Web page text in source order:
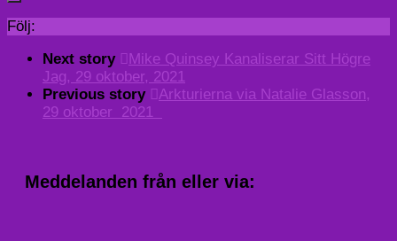
Följ:
Next story
Mike Quinsey Kanaliserar Sitt Högre
Jag, 29 oktober, 2021
Previous story
Arkturierna via Natalie Glasson,
29 oktober 2021
Meddelanden från eller via: